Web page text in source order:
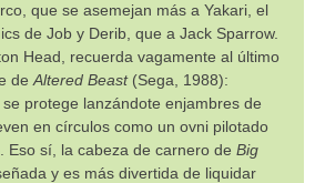
que se asemejan más a Yakari, el
de Job y Derib, que a Jack Sparrow.
Head, recuerda vagamente al último
de Altered Beast(Sega, 1988):
protege lanzándote enjambres de
en círculos como un ovni pilotado
Eso sí, la cabeza de carnero de Big
y es más divertida de liquidar